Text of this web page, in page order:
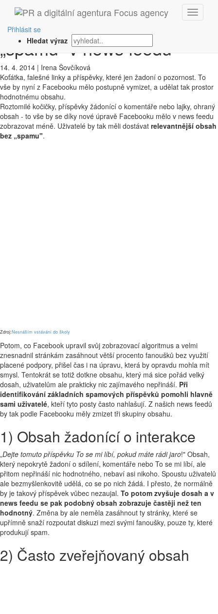
Přihlásit se
Hledat výraz
‹ Zpět
Facebook slibuje konec
„spamu” v news feedu
14. 4. 2014 | Irena Šovčíková
Koťátka, falešné linky a příspěvky, které jen žadoní o pozornost. To
vše by nyní z Facebooku mělo postupně vymizet, a udělat tak prostor
hodnotnému obsahu.
Roztomilé kočičky, příspěvky žádonící o komentáře nebo lajky, ohraný
obsah - to vše by se díky nové úpravě Facebooku mělo v news feedu
zobrazovat méně. Uživatelé by tak měli dostávat relevantnější obsah
bez „spamu".
Zdroj:Nesnáším vstávání do školy
Potom, co Facebook upravil svůj zobrazovací algoritmus a velmi
znesnadnil stránkám zasáhnout větší procento fanoušků bez využití
placené podpory, přišel čas i na úpravu, která by opravdu mohla mít
smysl. Tentokrát se totiž dotkne obsahu, který má sice pořád velký
dosah, uživatelům ale prakticky nic zajímavého nepřináší. Při
identifikování základních spamových příspěvků pomohli hlavně
sami uživatelé, kteří tyto posty často nahlašují. Z našich news feedů
by tak podle Facebooku měly zmizet tři skupiny obsahu.
1) Obsah žadonící o interakce
„Dejte tomuto příspěvku To se mi líbí, pokud máte rádi jaro!" Obsah,
který nepokrytě žadoní o sdílení, komentáře nebo To se mi líbí, ale
přitom nepřináší nic hodnotného, nebaví asi nikoho. Spoustu uživatelů
ale bezmyšlenkovitě udělá, co se po nich žádá. I přesto, že normálně
by je takový příspěvek vůbec nezaujal. To potom zvyšuje dosah a v
news feedu se pak podobný obsah zobrazuje častěji než ten
hodnotný. Změna by ale neměla zasáhnout ty stránky, které se
upřímně snaží rozpoutat diskuzi mezi svými fanoušky, pouze ty, které
produkují spam.
2) Často zveřejňovaný obsah